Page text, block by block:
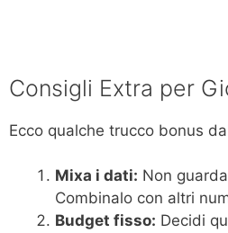
Consigli Extra per
Ecco qualche trucco bonus
Mixa i dati: Non
Combinalo con altri
Budget fisso: Decidi